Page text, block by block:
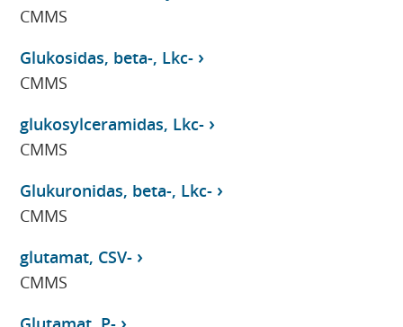
CMMS
Glukosidas, beta-, Lkc-
CMMS
glukosylceramidas, Lkc-
CMMS
Glukuronidas, beta-, Lkc-
CMMS
glutamat, CSV-
CMMS